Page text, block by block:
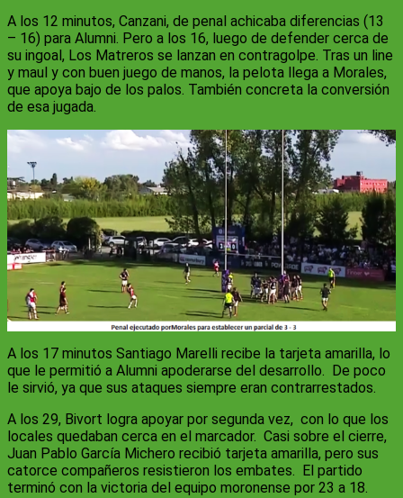
A los 12 minutos, Canzani, de penal achicaba diferencias (13
– 16) para Alumni. Pero a los 16, luego de defender cerca de
su ingoal, Los Matreros se lanzan en contragolpe. Tras un line
y maul y con buen juego de manos, la pelota llega a Morales,
que apoya bajo de los palos. También concreta la conversión
de esa jugada.
A los 17 minutos Santiago Marelli recibe la tarjeta amarilla, lo
que le permitió a Alumni apoderarse del desarrollo. De poco
le sirvió, ya que sus ataques siempre eran contrarrestados.
A los 29, Bivort logra apoyar por segunda vez, con lo que los
locales quedaban cerca en el marcador. Casi sobre el cierre,
Juan Pablo García Michero recibió tarjeta amarilla, pero sus
catorce compañeros resistieron los embates. El partido
terminó con la victoria del equipo moronense por 23 a 18.